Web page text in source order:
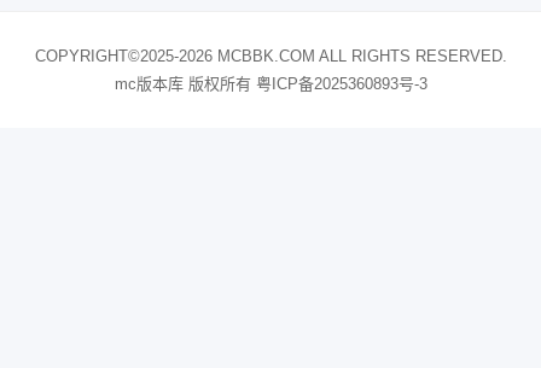
COPYRIGHT©2025-2026 MCBBK.COM ALL RIGHTS RESERVED.
mc版本库 版权所有 粤ICP备2025360893号-3